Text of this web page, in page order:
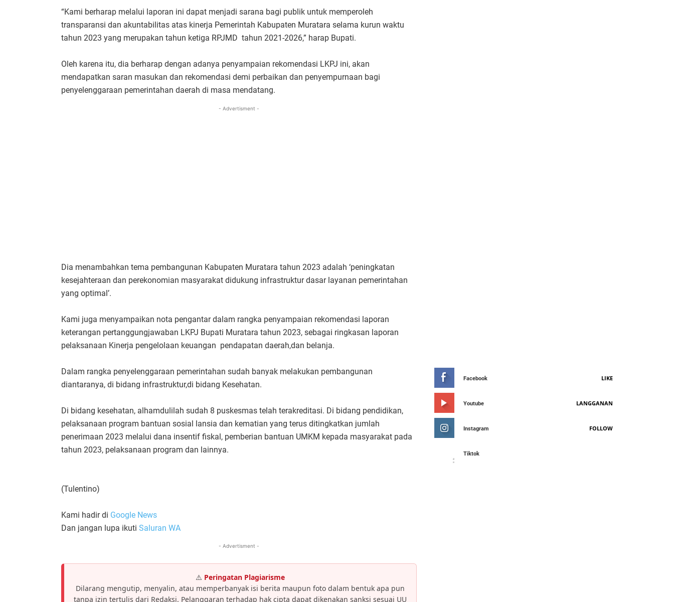
“Kami berharap melalui laporan ini dapat menjadi sarana bagi publik untuk memperoleh
transparansi dan akuntabilitas atas kinerja Pemerintah Kabupaten Muratara selama kurun waktu
tahun 2023 yang merupakan tahun ketiga RPJMD tahun 2021-2026,” harap Bupati.
Oleh karena itu, dia berharap dengan adanya penyampaian rekomendasi LKPJ ini, akan
mendapatkan saran masukan dan rekomendasi demi perbaikan dan penyempurnaan bagi
penyelenggaraan pemerintahan daerah di masa mendatang.
- Advertisment -
Dia menambahkan tema pembangunan Kabupaten Muratara tahun 2023 adalah ‘peningkatan
kesejahteraan dan perekonomian masyarakat didukung infrastruktur dasar layanan pemerintahan
yang optimal’.
Kami juga menyampaikan nota pengantar dalam rangka penyampaian rekomendasi laporan
keterangan pertanggungjawaban LKPJ Bupati Muratara tahun 2023, sebagai ringkasan laporan
pelaksanaan Kinerja pengelolaan keuangan pendapatan daerah,dan belanja.
Dalam rangka penyelenggaraan pemerintahan sudah banyak melakukan pembangunan
diantaranya, di bidang infrastruktur,di bidang Kesehatan.
Di bidang kesehatan, alhamdulilah sudah 8 puskesmas telah terakreditasi. Di bidang pendidikan,
pelaksanaan program bantuan sosial lansia dan kematian yang terus ditingkatkan jumlah
penerimaan 2023 melalui dana insentif fiskal, pemberian bantuan UMKM kepada masyarakat pada
tahun 2023, pelaksanaan program dan lainnya.
(Tulentino)
Kami hadir di Google News
Dan jangan lupa ikuti Saluran WA
- Advertisment -
⚠️ Peringatan Plagiarisme
Dilarang mengutip, menyalin, atau memperbanyak isi berita maupun foto dalam bentuk apa pun
tanpa izin tertulis dari Redaksi. Pelanggaran terhadap hak cipta dapat dikenakan sanksi sesuai UU
Facebook LIKE
Youtube LANGGANAN
Instagram FOLLOW
Tiktok